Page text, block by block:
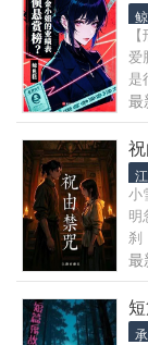
通
幻
爱
是
是
幸
她
恶
质
现
一
人
继
凶
最
小
明
刹
哮
咒
被
秘
最